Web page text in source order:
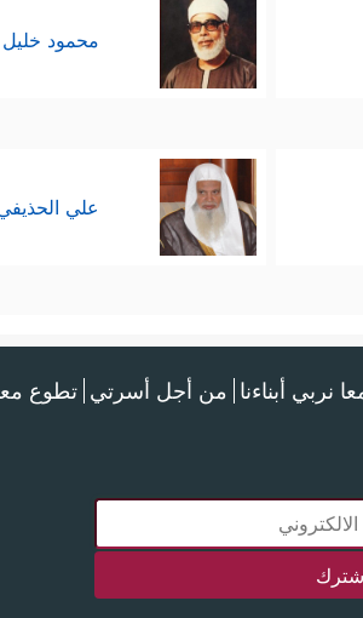
محمود
علي
نربي أبناءنا من أجل أسرتي تطوع